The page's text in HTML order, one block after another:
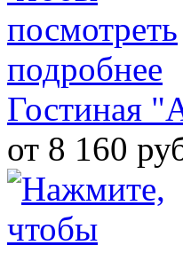
Гостиная
от 8 160